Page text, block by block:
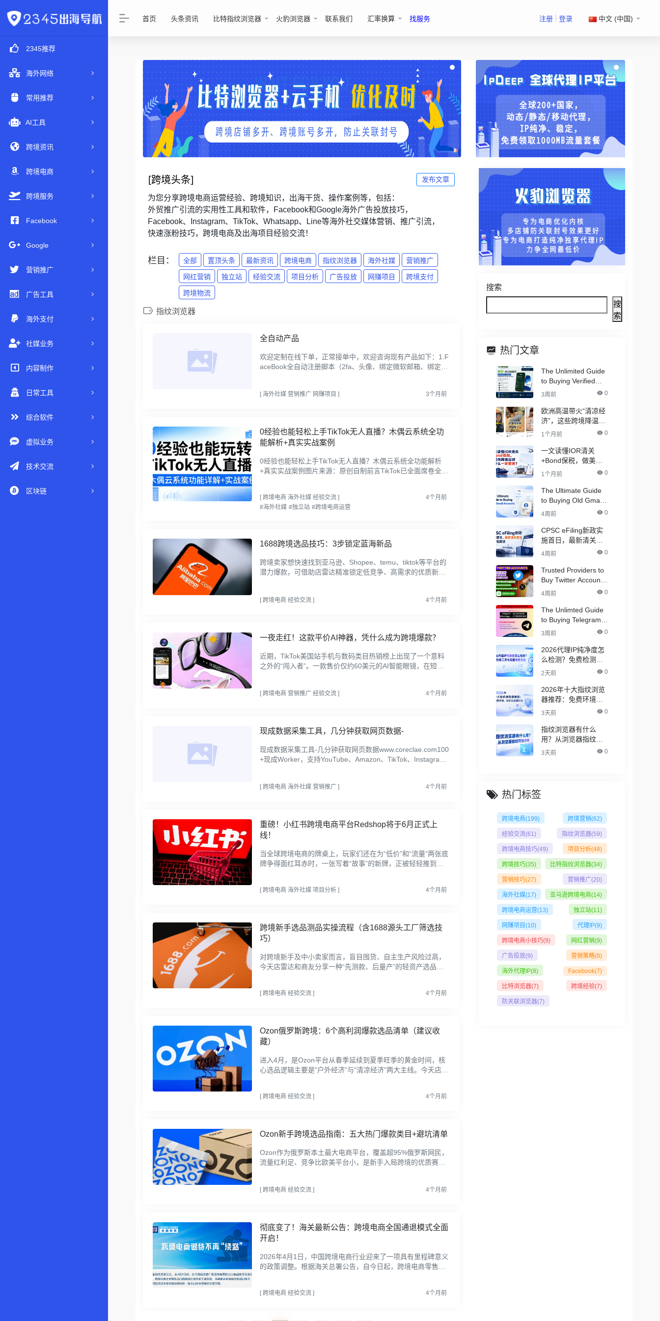
2345推荐
海外网络
常用推荐
AI工具
跨境资讯
跨境电商
跨境服务
Facebook
Google
营销推广
广告工具
海外支付
社媒业务
内容制作
日常工具
综合软件
虚拟业务
技术交流
区块链
首页 头条资讯 比特指纹浏览器 火豹浏览器 联系我们 汇率换算 找服务 注册 | 登录 中文 (中国)
[跨境头条] 发布文章
为您分享跨境电商运营经验、跨境知识，出海干货、操作案例等，包括：
外贸推广引流的实用性工具和软件，Facebook和Google海外广告投放技巧，
Facebook、Instagram、TikTok、Whatsapp、Line等海外社交媒体营销、推广引流，
快速涨粉技巧，跨境电商及出海项目经验交流！
栏目： 全部 置顶头条 最新资讯 跨境电商 指纹浏览器 海外社媒 营销推广
网红营销 独立站 经验交流 项目分析 广告投放 网赚项目 跨境支付
跨境物流
指纹浏览器
全自动产品
​​欢迎定制在线下单，正常接单中，欢迎咨询现有产品如下：1.F
aceBook全自动注册脚本（2fa、头像、绑定微软邮箱、绑定临
[海外社媒 营销推广 网赚项目 ] 3个月前
0经验也能轻松上手TikTok无人直播？木偶云系统全功
能解析+真实实战案例
0经验也能轻松上手TikTok无人直播？木偶云系统全功能解析
+真实实战案例图片来源：原创自制前言TikTok已全面席卷全球
[跨境电商 海外社媒 经验交流]
4个月前
#海外社媒 #独立站 #跨境电商运营
1688跨境选品技巧：3步锁定蓝海新品
跨境卖家想快速找到亚马逊、Shopee、temu、tiktok等平台的
潜力爆款，可借助店雷达精准锁定低竞争、高需求的优质新
[ 跨境电商 经验交流] 4个月前
一夜走红！这款平价AI神器，凭什么成为跨境爆款？
近期，TikTok美国站手机与数码类目热销榜上出现了一个意料
之外的“闯入者”。一款售价仅约60美元的AI智能眼镜，在短短
[跨境电商 营销推广 经验交流] 4个月前
现成数据采集工具，几分钟获取网页数据-
现成数据采集工具-几分钟获取网页数据www.coreclae.com100
+现成Worker，支持YouTube、Amazon、TikTok、Instagra
[跨境电商 海外社媒 营销推广] 4个月前
重磅！小红书跨境电商平台Redshop将于6月正式上
线！
当全球跨境电商的牌桌上，玩家们还在为“低价”和“流量”两张底
牌争得面红耳赤时，一张写着“故事”的新牌，正被轻轻推到台
[跨境电商 海外社媒 项目分析] 4个月前
跨境新手选品测品实操流程（含1688源头工厂筛选技
巧）
对跨境新手及中小卖家而言，盲目囤货、自主生产风险过高，
今天店雷达和商友分享一种“先测款、后量产”的轻资产选品思
[跨境电商 经验交流] 4个月前
Ozon俄罗斯跨境：6个高利润爆款选品清单（建议收
藏）
进入4月，是Ozon平台从春季延续到夏季旺季的黄金时间，核
心选品逻辑主要是"户外经济"与"清凉经济"两大主线。今天店雷
[跨境电商 经验交流] 4个月前
Ozon新手跨境选品指南：五大热门爆款类目+避坑清单
Ozon作为俄罗斯本土最大电商平台，覆盖超95%俄罗斯网民，
流量红利足、竞争比欧美平台小，是新手入局跨境的优质赛
[跨境电商 经验交流] 4个月前
彻底变了！海关最新公告：跨境电商全国通退模式全面
开启！
2026年4月1日，中国跨境电商行业迎来了一项具有里程碑意义
的政策调整。根据海关总署公告，自今日起，跨境电商零售出
[跨境电商 经验交流] 4个月前
搜索
搜
索
热门文章
The Unlimited Guide
to Buying Verified
PayPal Accounts –
3周前 0
欧洲高温带火“清凉经
济”，这些跨境降温品
类卖爆了！
1个月前 0
一文读懂IOR清关
+Bond保税，做美线
跨境出货为什么一定
1个月前 0
The Ultimate Guide
to Buying Old Gmail
Accounts
4周前 0
CPSC eFiling新政实
施首日，最新清关实
况与合规解读
4周前 0
Trusted Providers to
Buy Twitter Accounts
in Bulk for Crypto
4周前 0
The Unlimted Guide
to Buying Telegram
Accounts - ( PVA &
3周前 0
2026代理IP纯净度怎
么检测？免费检测工
具与完整排查方法
2天前 0
2026年十大指纹浏览
器推荐：免费环境，
性价比全面对比
3天前 0
指纹浏览器有什么
用？从浏览器指纹开
始分析
3天前 0
热门标签
跨境电商(199) 跨境营销(62)
经验交流(61) 指纹浏览器(59)
跨境电商技巧(49) 项目分析(48)
跨境技巧(35) 比特指纹浏览器(34)
营销技巧(27) 营销推广(20)
海外社媒(17) 亚马逊跨境电商(14)
跨境电商运营(13) 独立站(11)
网赚项目 (10) 代理IP(9)
跨境电商小技巧(9) 网红营销(9)
广告投放(9) 营销策略(8)
海外代理IP(8) Facebook(7)
比特浏览器(7) 跨境经验(7)
防关联浏览器(7)